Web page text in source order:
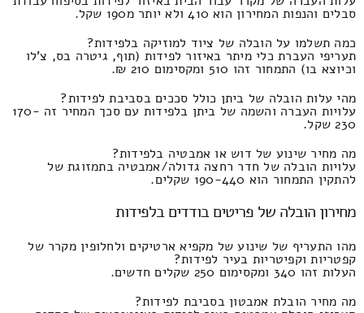
סבלים והנפות המחירון הוא 410 ולא יותר מ190 שקל.
כמה תשלמו על הובלה של ציוד למוזיקה בלפידות?
תעריפי העברת כלי מיתר באיזור לפידות (תוף, גיטרה בס, צ'לו
וכיוצא בו) התמחור זהו 510 ומקסימום 210 ₪.
מהי עלות הובלה של ביתן כולל סככים בסביבת לפידות?
עלויות העברה והשמה של ביתן בלפידות עם סכך המחיר זה 170-
230 שקל.
מה מחיר שינוע של דוש או אמבטיה בלפידות?
עלויות הובלה של חדר רחצה גדולה/אמבטיה בתמזוגת של
להתקין התמחור הוא 190-440 שקלים.
מחירון הובלה של פריטים בודדים בלפידות
מהו התעריף של שינוע של מקפיא ארטיקים ולחלופין מקרר של
קפטריות וקפיטריות בעיר לפידות?
העלות זהו 340 ומקסימום 250 שקלים חדשים.
מה מחיר הובלת אמבטון בסביבת לפידות?